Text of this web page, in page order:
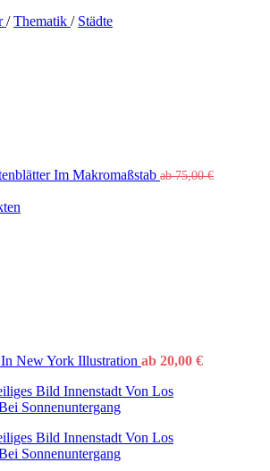
/ Thematik / Städte
Im Makromaßstab ab75,00€
New York Illustration ab 20,00 €